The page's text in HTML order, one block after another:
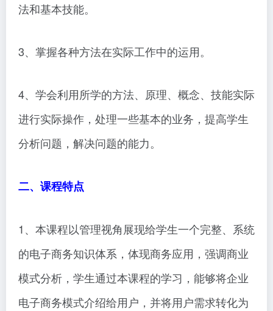
法和基本技能。
3、掌握各种方法在实际工作中的运用。
4、学会利用所学的方法、原理、概念、技能实际
进行实际操作，处理一些基本的业务，提高学生
分析问题，解决问题的能力。
二、课程特点
1、本课程以管理视角展现给学生一个完整、系统
的电子商务知识体系，体现商务应用，强调商业
模式分析，学生通过本课程的学习，能够将企业
电子商务模式介绍给用户，并将用户需求转化为